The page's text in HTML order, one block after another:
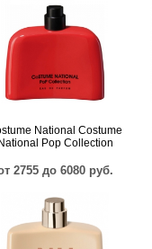
National Costume
National Pop Collection
2755 до 6080 руб.